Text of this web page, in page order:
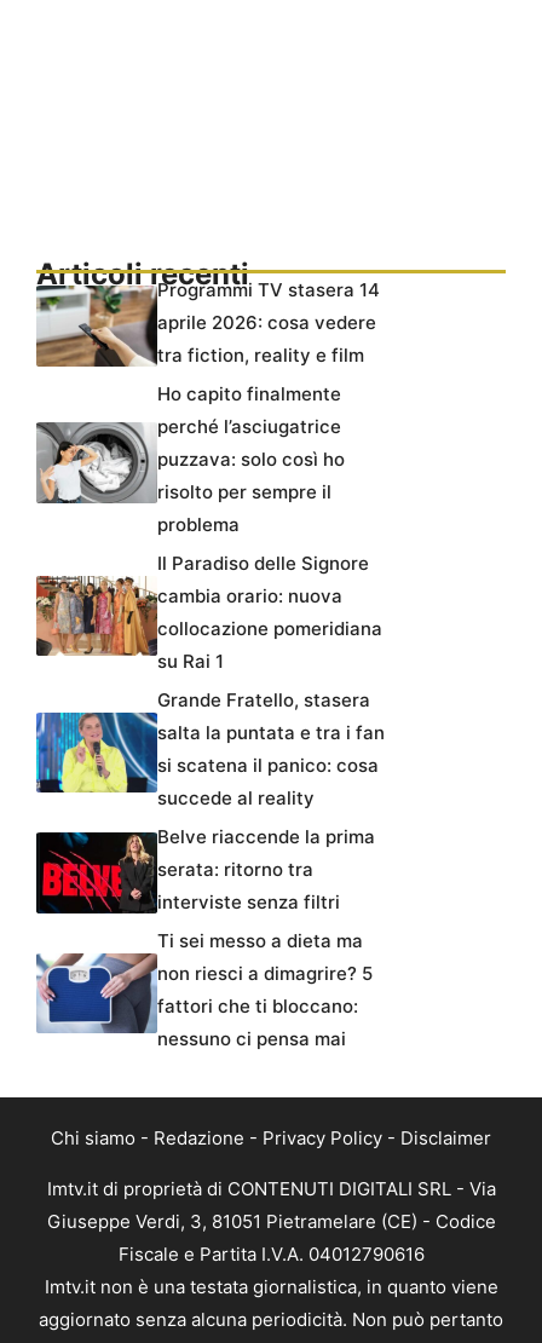
Articoli recentiProgrammi TV stasera 14
aprile 2026: cosa vedere
tra fiction, reality e film
Ho capito finalmente
perché l’asciugatrice
puzzava: solo così ho
risolto per sempre il
problema
Il Paradiso delle Signore
cambia orario: nuova
collocazione pomeridiana
su Rai 1
Grande Fratello, stasera
salta la puntata e tra i fan
si scatena il panico: cosa
succede al reality
Belve riaccende la prima
serata: ritorno tra
interviste senza filtri
Ti sei messo a dieta ma
non riesci a dimagrire? 5
fattori che ti bloccano:
nessuno ci pensa mai
Chi siamo - Redazione - Privacy Policy - Disclaimer
Imtv.it di proprietà di CONTENUTI DIGITALI SRL - Via
Giuseppe Verdi, 3, 81051 Pietramelare (CE) - Codice
Fiscale e Partita I.V.A. 04012790616
Imtv.it non è una testata giornalistica, in quanto viene
aggiornato senza alcuna periodicità. Non può pertanto